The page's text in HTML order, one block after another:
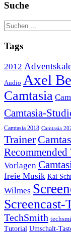
Suche
Tags
2012
Audio Axel
Camtasia
Camtasia-
Camtasia 2018 Camtasia
Trainer
Recommended
Vorlagen
freie Musik Kai
Wilmes
Screencast-
TechSmith
Tutorial Umschalt-